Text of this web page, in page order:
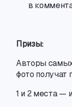
в
Призы:
Авторы
фото получат
1 и 2 места —